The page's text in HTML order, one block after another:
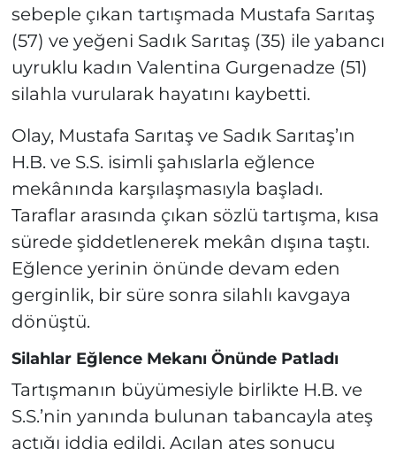
sebeple çıkan tartışmada Mustafa Sarıtaş
(57) ve yeğeni Sadık Sarıtaş (35) ile yabancı
uyruklu kadın Valentina Gurgenadze (51)
silahla vurularak hayatını kaybetti.
Olay, Mustafa Sarıtaş ve Sadık Sarıtaş’ın
H.B. ve S.S. isimli şahıslarla eğlence
mekânında karşılaşmasıyla başladı.
Taraflar arasında çıkan sözlü tartışma, kısa
sürede şiddetlenerek mekân dışına taştı.
Eğlence yerinin önünde devam eden
gerginlik, bir süre sonra silahlı kavgaya
dönüştü.
Silahlar Eğlence Mekanı Önünde Patladı
Tartışmanın büyümesiyle birlikte H.B. ve
S.S.’nin yanında bulunan tabancayla ateş
açtığı iddia edildi. Açılan ateş sonucu